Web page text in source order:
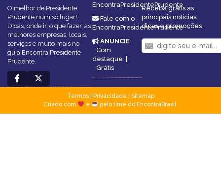
O melhor de Presidente
Prudente num só lugar!
Dicas, onde ir, o que fazer, as
melhores empresas, locais,
serviços e muito mais no
guia Encontra Presidente
Prudente.
EncontraPresidentePrudente
Fale com o
EncontraPresidentePrudente
ANUNCIE:
Com
destaque |
Grátis
Receba grátis as
principais notícias,
dicas e promoções
Termos| Privacidade
Sitemap
Criado com
e pelo time do EncontraBrasil